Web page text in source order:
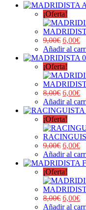
¡Oferta!
9,00€ 6,00€
Añadir al
¡Oferta!
8,00€ 6,00€
Añadir al
¡Oferta!
9,00€ 6,00€
Añadir al
¡Oferta!
8,00€ 6,00€
Añadir al